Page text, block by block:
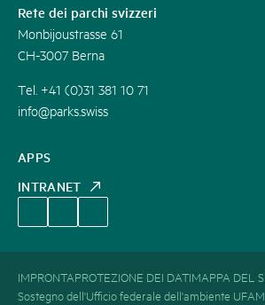
APPS
INTRANET
Rete dei parchi svizzeri
Monbijoustrasse 61
CH-3007 Berna
Tel. +41 (0)31 381 10 71
info@parks.swiss
IMPRONTAPROTEZIONE DEI DATIMAPPA DEL
Sostegno dell'Ufficio federale dell'ambiente UFAM